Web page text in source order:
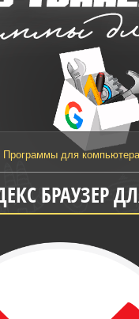
Программы для компьютера
БРАУЗЕР